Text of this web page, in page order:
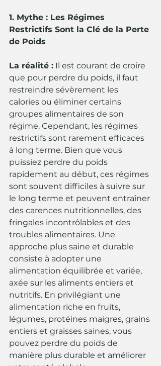
1. Mythe : Les Régimes
Restrictifs Sont la Clé de la Perte
de Poids
La réalité : Il est courant de croire
que pour perdre du poids, il faut
restreindre sévèrement les
calories ou éliminer certains
groupes alimentaires de son
régime. Cependant, les régimes
restrictifs sont rarement efficaces
à long terme. Bien que vous
puissiez perdre du poids
rapidement au début, ces régimes
sont souvent difficiles à suivre sur
le long terme et peuvent entraîner
des carences nutritionnelles, des
fringales incontrôlables et des
troubles alimentaires. Une
approche plus saine et durable
consiste à adopter une
alimentation équilibrée et variée,
axée sur les aliments entiers et
nutritifs. En privilégiant une
alimentation riche en fruits,
légumes, protéines maigres, grains
entiers et graisses saines, vous
pouvez perdre du poids de
manière plus durable et améliorer